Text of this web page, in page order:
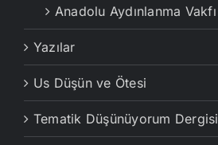
Anadolu Aydınlanma Vakfı
Yazılar
Us Düşün ve Ötesi
Tematik Düşünüyorum Dergisi